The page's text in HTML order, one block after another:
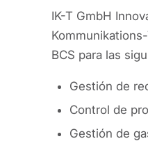
IK-T GmbH
BCS para las
Gestión de
Control de
Gestión de